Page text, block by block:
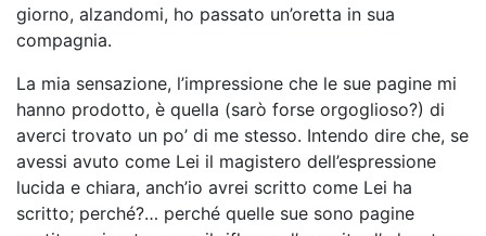
giorno, alzandomi, ho passato un’oretta in sua
compagnia.
La mia sensazione, l’impressione che le sue pagine mi
hanno prodotto, è quella (sarò forse orgoglioso?) di
averci trovato un po’ di me stesso. Intendo dire che, se
avessi avuto come Lei il magistero dell’espressione
lucida e chiara, anch’io avrei scritto come Lei ha
scritto; perché?… perché quelle sue sono pagine